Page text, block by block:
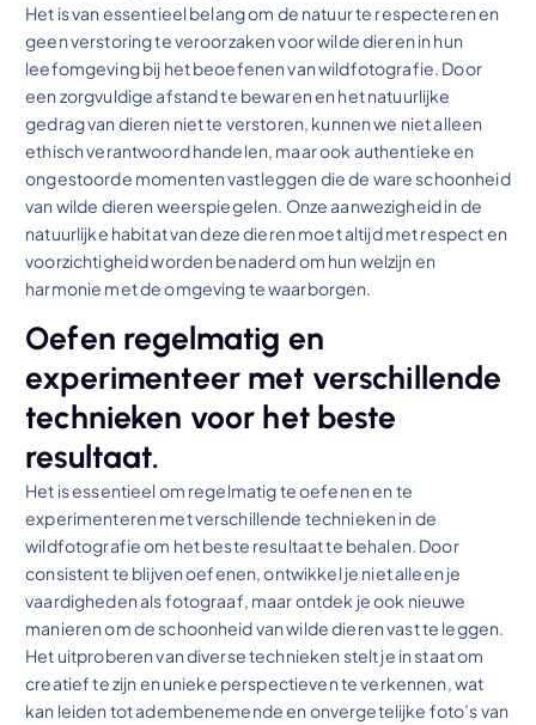
Het is van essentieel belang om de natuur te respecteren en
geen verstoring te veroorzaken voor wilde dieren in hun
leefomgeving bij het beoefenen van wildfotografie. Door
een zorgvuldige afstand te bewaren en het natuurlijke
gedrag van dieren niet te verstoren, kunnen we niet alleen
ethisch verantwoord handelen, maar ook authentieke en
ongestoorde momenten vastleggen die de ware schoonheid
van wilde dieren weerspiegelen. Onze aanwezigheid in de
natuurlijke habitat van deze dieren moet altijd met respect en
voorzichtigheid worden benaderd om hun welzijn en
harmonie met de omgeving te waarborgen.
Oefen regelmatig en
experimenteer met verschillende
technieken voor het beste
resultaat.
Het is essentieel om regelmatig te oefenen en te
experimenteren met verschillende technieken in de
wildfotografie om het beste resultaat te behalen. Door
consistent te blijven oefenen, ontwikkel je niet alleen je
vaardigheden als fotograaf, maar ontdek je ook nieuwe
manieren om de schoonheid van wilde dieren vast te leggen.
Het uitproberen van diverse technieken stelt je in staat om
creatief te zijn en unieke perspectieven te verkennen, wat
kan leiden tot adembenemende en onvergetelijke foto’s van